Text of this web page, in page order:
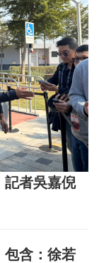
記者吳嘉倪
包含：徐若